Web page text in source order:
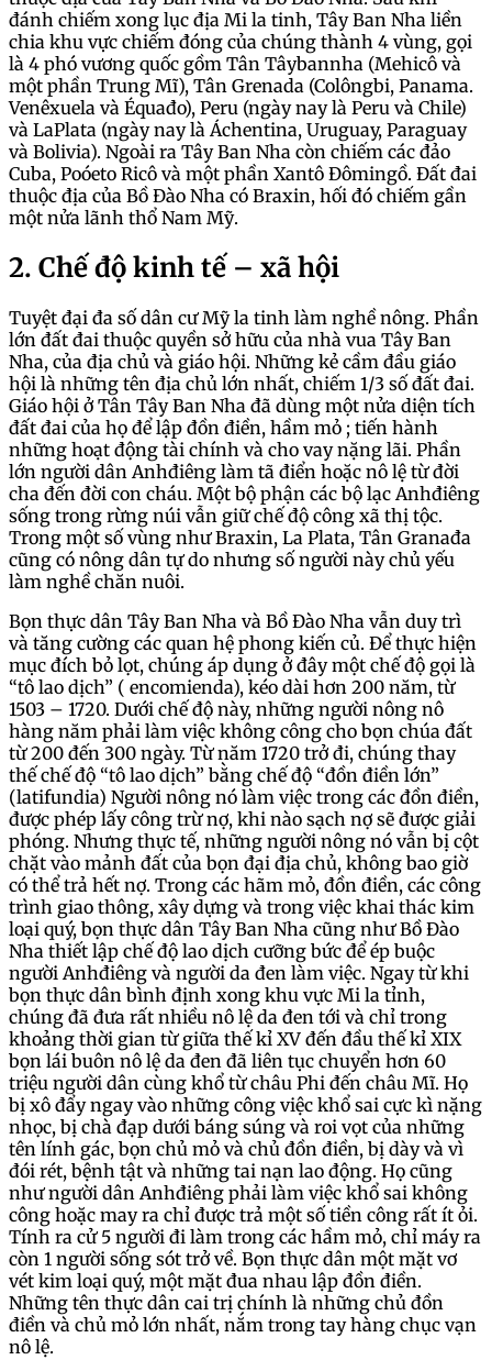
đánh chiếm xong lục địa Mi la tinh, Tây Ban Nha liền
chia khu vực chiếm đóng của chúng thành 4 vùng, gọi
là 4 phó vương quốc gồm Tân Tâybannha (Mehicô và
một phần Trung Mĩ), Tân Grenada (Colôngbi, Panama.
Venêxuela và Équađo), Peru (ngày nay là Peru và Chile)
và LaPlata (ngày nay là Áchentina, Uruguay, Paraguay
và Bolivia). Ngoài ra Tây Ban Nha còn chiếm các đảo
Cuba, Poóeto Ricô và một phần Xantô Đômingồ. Đất đai
thuộc địa của Bồ Đào Nha có Braxin, hối đó chiếm gần
một nửa lãnh thổ Nam Mỹ.
2. Chế độ kinh tế – xã hội
Tuyệt đại đa số dân cư Mỹ la tinh làm nghề nông. Phần
lớn đất đai thuộc quyền sở hữu của nhà vua Tây Ban
Nha, của địa chủ và giáo hội. Những kẻ cầm đầu giáo
hội là những tên địa chủ lớn nhất, chiếm 1/3 số đất đai.
Giáo hội ở Tân Tây Ban Nha đã dùng một nửa diện tích
đất đai của họ để lập đồn điền, hầm mỏ ; tiến hành
những hoạt động tài chính và cho vay nặng lãi. Phần
lớn người dân Anhđiêng làm tã điển hoặc nô lệ từ đời
cha đến đời con cháu. Một bộ phận các bộ lạc Anhđiêng
sống trong rừng núi vẫn giữ chế độ công xã thị tộc.
Trong một số vùng như Braxin, La Plata, Tân Granađa
cũng có nông dân tự do nhưng số người này chủ yếu
làm nghề chăn nuôi.
Bọn thực dân Tây Ban Nha và Bồ Đào Nha vẫn duy trì
và tăng cường các quan hệ phong kiến củ. Để thực hiện
mục đích bỏ lọt, chúng áp dụng ở đây một chế độ gọi là
“tô lao dịch” ( encomienda), kéo dài hơn 200 năm, từ
1503 – 1720. Dưới chế độ này, những người nông nô
hàng năm phải làm việc không công cho bọn chúa đất
từ 200 đến 300 ngày. Từ năm 1720 trở đi, chúng thay
thế chế độ “tô lao dịch” bằng chế độ “đồn điền lớn”
(latifundia) Người nông nó làm việc trong các đồn điền,
được phép lấy công trừ nợ, khi nào sạch nợ sẽ được giải
phóng. Nhưng thực tế, những người nông nó vẫn bị cột
chặt vào mảnh đất của bọn đại địa chủ, không bao giờ
có thể trả hết nợ. Trong các hãm mỏ, đồn điền, các công
trình giao thông, xây dựng và trong việc khai thác kim
loại quý, bọn thực dân Tây Ban Nha cũng như Bồ Đào
Nha thiết lập chế độ lao dịch cưỡng bức để ép buộc
người Anhđiêng và người da đen làm việc. Ngay từ khi
bọn thực dân bình định xong khu vực Mi la tỉnh,
chúng đã đưa rất nhiều nô lệ da đen tới và chỉ trong
khoảng thời gian từ giữa thế kỉ XV đến đầu thế kỉ XIX
bọn lái buôn nô lệ da đen đã liên tục chuyển hơn 60
triệu người dân cùng khổ từ châu Phi đến châu Mĩ. Họ
bị xô đẩy ngay vào những công việc khổ sai cực kì nặng
nhọc, bị chà đạp dưới báng súng và roi vọt của những
tên lính gác, bọn chủ mỏ và chủ đồn điền, bị dày và vì
đói rét, bệnh tật và những tai nạn lao động. Họ cũng
như người dân Anhđiêng phải làm việc khổ sai không
công hoặc may ra chỉ được trả một số tiền công rất ít ỏi.
Tính ra cử 5 người đi làm trong các hầm mỏ, chỉ máy ra
còn 1 người sống sót trở về. Bọn thực dân một mặt vơ
vét kim loại quý, một mặt đua nhau lập đồn điền.
Những tên thực dân cai trị chính là những chủ đồn
điền và chủ mỏ lớn nhất, nắm trong tay hàng chục vạn
nô lệ.